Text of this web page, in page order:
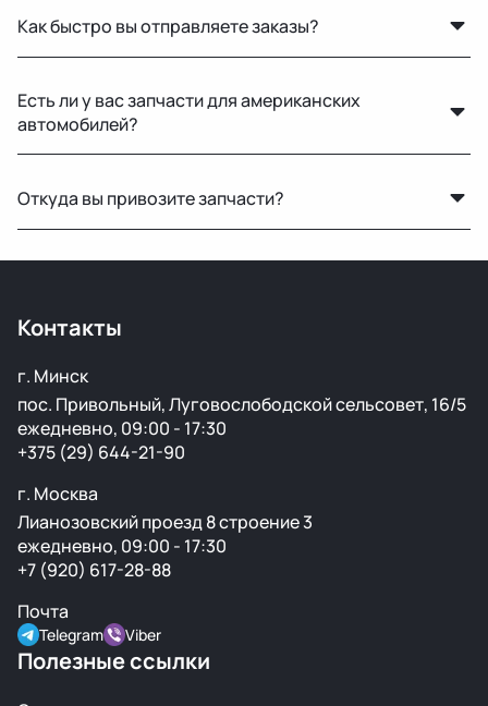
Как быстро вы отправляете заказы?
страны доставка занимает от 1 до 5 дней в
зависимости от транспортной компании.
Есть ли у вас запчасти для американских
автомобилей?
Benz, Toyota, Lexus, GMC, Chevrolet и других
популярных марок.
Откуда вы привозите запчасти?
подготовку перед продажей.
Контакты
г. Минск
пос. Привольный, Луговослободской сельсовет, 16/5
ежедневно, 09:00 - 17:30
+375 (29) 644-21-90
г. Москва
Лианозовский проезд 8 строение 3
ежедневно, 09:00 - 17:30
+7 (920) 617-28-88
Почта
Telegram Viber
Полезные ссылки